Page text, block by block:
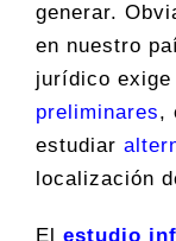
generar.
en nuestro
jurídico
preliminares,
estudiar
localización
El estudio